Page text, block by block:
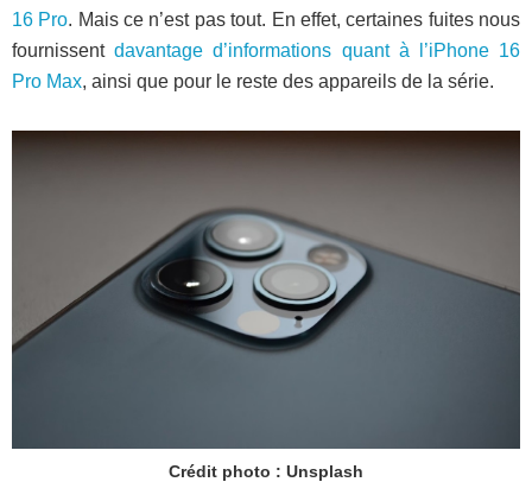
16 Pro. Mais ce n’est pas tout. En effet, certaines fuites nous
fournissentdavantage d’informations quant à l’iPhone 16
Pro Max, ainsi que pour le reste des appareils de la série.
Crédit photo : Unsplash